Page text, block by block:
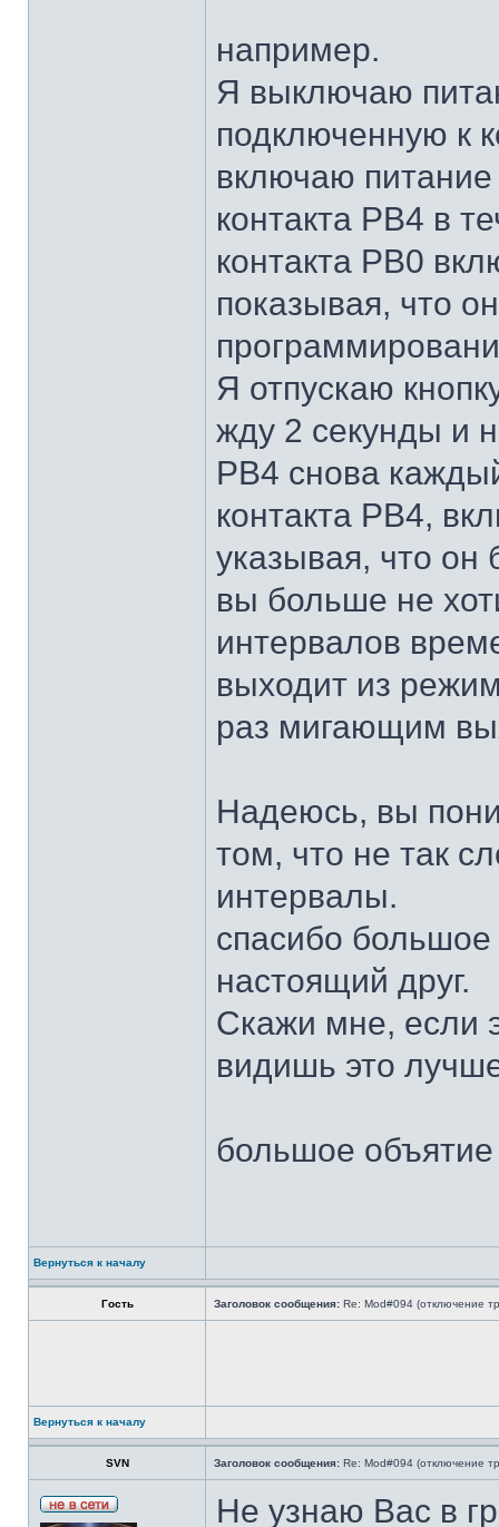
например.
Я выключаю
подключенную к
включаю
контакта PB4 в
контакта PB0
показывая, что
Я отпускаю
жду 2 секунды и
PB4 снова
контакта PB4,
указывая, что он
вы больше не
интервалов
выходит из
раз мигающим
Надеюсь, вы
том, что не так
интервалы.
спасибо большое
настоящий друг.
Скажи мне, если
видишь это
большое объятие
Вернуться к началу
Гость Заголовок сообщения: Re: Mod#094 (отключение
Вернуться к началу
SVN Заголовок сообщения: Re: Mod#094 (отключение
Не узнаю Вас в